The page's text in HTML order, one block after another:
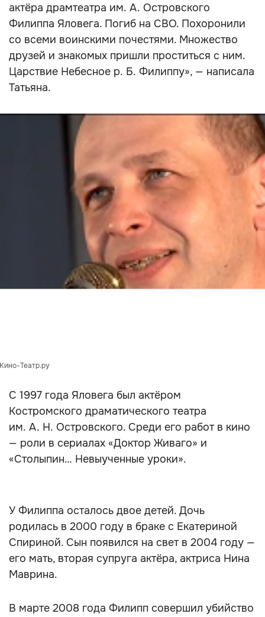
актёра драмтеатра им. А. Островского
Филиппа Яловега. Погиб на СВО. Похоронили
со всеми воинскими почестями. Множество
друзей и знакомых пришли проститься с ним.
Царствие Небесное р. Б. Филиппу», — написала
Татьяна.
Театр.ру
С 1997 года Яловега был актёром
Костромского драматического театра
им. А. Н. Островского. Среди его работ в кино
— роли в сериалах «Доктор Живаго» и
«Столыпин… Невыученные уроки».
У Филиппа осталось двое детей. Дочь
родилась в 2000 году в браке с Екатериной
Спириной. Сын появился на свет в 2004 году —
его мать, вторая супруга актёра, актриса Нина
Маврина.
В марте 2008 года Филипп совершил убийство